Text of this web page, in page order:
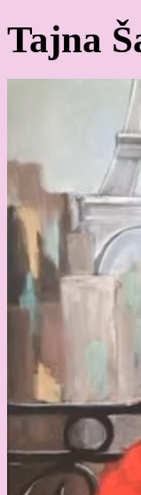
Tajna